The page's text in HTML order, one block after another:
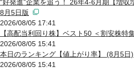
“好発進”企業を追う！ 26年4-6月期【増収
8月5日版
2026/08/05 17:41
【高配当利回り株】ベスト50 ＜割安株
2026/08/05 15:41
本日のランキング【値上がり率】 (8月5日)
2026/08/05 15:41